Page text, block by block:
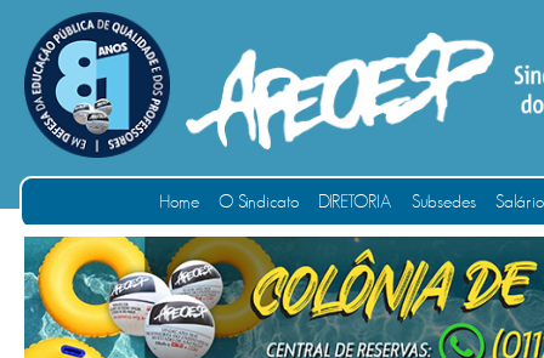
Home O Sindicato DIRETORIA Subsedes